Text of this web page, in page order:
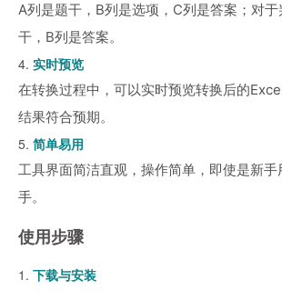
A列是题干，B列是选项，C列是答案；对
干，B列是答案。
4. 实时预览
在转换过程中，可以实时预览转换后的
结果符合预期。
5. 简单易用
工具界面简洁直观，操作简单，即使是新手
手。
使用步骤
1. 下载与安装